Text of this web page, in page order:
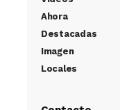
Ahora
Destacadas
Imagen
Locales